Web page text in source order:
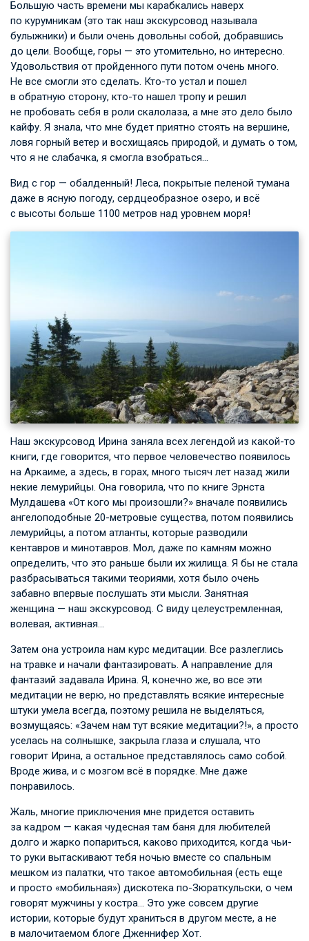
Большую часть времени мы карабкались наверх
по курумникам (это так наш экскурсовод называла
булыжники) и были очень довольны собой, добравшись
до цели. Вообще, горы — это утомительно, но интересно.
Удовольствия от пройденного пути потом очень много.
Не все смогли это сделать. Кто-то устал и пошел
в обратную сторону, кто-то нашел тропу и решил
не пробовать себя в роли скалолаза, а мне это дело было
кайфу. Я знала, что мне будет приятно стоять на вершине,
ловя горный ветер и восхищаясь природой, и думать о том,
что я не слабачка, я смогла взобраться…
Вид с гор — обалденный! Леса, покрытые пеленой тумана
даже в ясную погоду, сердцеобразное озеро, и всё
с высоты больше 1100 метров над уровнем моря!
Наш экскурсовод Ирина заняла всех легендой из какой-то
книги, где говорится, что первое человечество появилось
на Аркаиме, а здесь, в горах, много тысяч лет назад жили
некие лемурийцы. Она говорила, что по книге Эрнста
Мулдашева «От кого мы произошли?» вначале появились
ангелоподобные 20-метровые существа, потом появились
лемурийцы, а потом атланты, которые разводили
кентавров и минотавров. Мол, даже по камням можно
определить, что это раньше были их жилища. Я бы не стала
разбрасываться такими теориями, хотя было очень
забавно впервые послушать эти мысли. Занятная
женщина — наш экскурсовод. С виду целеустремленная,
волевая, активная…
Затем она устроила нам курс медитации. Все разлеглись
на травке и начали фантазировать. А направление для
фантазий задавала Ирина. Я, конечно же, во все эти
медитации не верю, но представлять всякие интересные
штуки умела всегда, поэтому решила не выделяться,
возмущаясь: «Зачем нам тут всякие медитации?!», а просто
уселась на солнышке, закрыла глаза и слушала, что
говорит Ирина, а остальное представлялось само собой.
Вроде жива, и с мозгом всё в порядке. Мне даже
понравилось.
Жаль, многие приключения мне придется оставить
за кадром — какая чудесная там баня для любителей
долго и жарко попариться, каково приходится, когда чьи-
то руки вытаскивают тебя ночью вместе со спальным
мешком из палатки, что такое автомобильная (есть еще
и просто «мобильная») дискотека по-Зюраткульски, о чем
говорят мужчины у костра… Это уже совсем другие
истории, которые будут храниться в другом месте, а не
в малочитаемом блоге Дженнифер Хот.